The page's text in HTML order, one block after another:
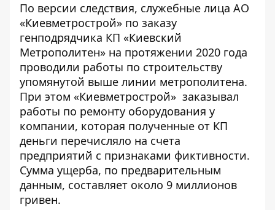
По версии следствия, служебные лица АО
«Киевметрострой» по заказу
генподрядчика КП «Киевский
Метрополитен» на протяжении 2020 года
проводили работы по строительству
упомянутой выше линии метрополитена.
При этом «Киевметрострой» заказывал
работы по ремонту оборудования у
компании, которая полученные от КП
деньги перечисляло на счета
предприятий с признаками фиктивности.
Сумма ущерба, по предварительным
данным, составляет около 9 миллионов
гривен.